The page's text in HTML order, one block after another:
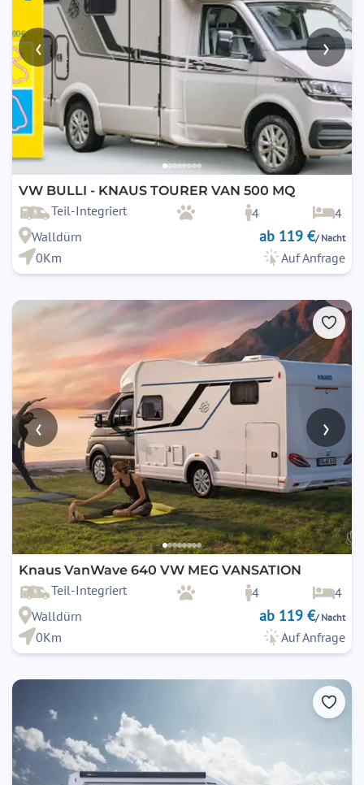
‹ ›
VW BULLI - KNAUS TOURER VAN 500 MQ
Teil-Integriert 4
4
Walldürn
ab 119 €/ Nacht
0Km Auf Anfrage
‹ ›
Knaus VanWave 640 VW MEG VANSATION
Teil-Integriert 4
4
Walldürn
ab 119 €/ Nacht
0Km Auf Anfrage